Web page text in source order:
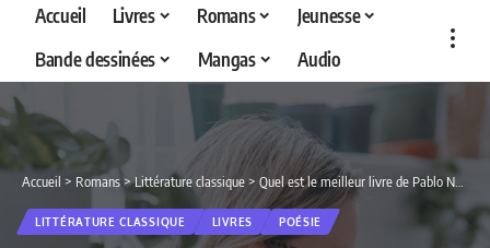
Accueil Livres Romans
Jeunesse
Bande dessinées
Mangas Audio
Accueil > Romans>Littérature classique> Quel est le meilleur livre de Pablo Neruda en 2026 ? Découvrez nos 3 sélections
LITTÉRATURE CLASSIQUE LIVRES POÉSIE